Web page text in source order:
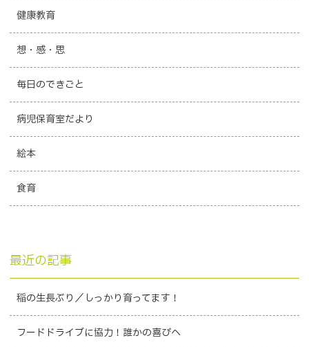
健康教育
想・感・思
毎日のできごと
病児保育室だより
絵本
食育
最近の記事
稲の生長ぶり／しっかり育ってます！
フードドライブに協力！誰かの喜びへ